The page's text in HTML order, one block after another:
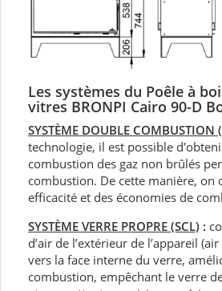
Les systèmes du Poêle à
vitres BRONPI Cairo 90-D
SYSTÈME DOUBLE COMBUSTION
technologie, il est possible
combustion des gaz non brûlés
combustion. De cette manière, on
efficacité et des économies de
SYSTÈME VERRE PROPRE (SCL) :
d’air de l’extérieur de l’appareil
vers la face interne du verre,
combustion, empêchant le verre